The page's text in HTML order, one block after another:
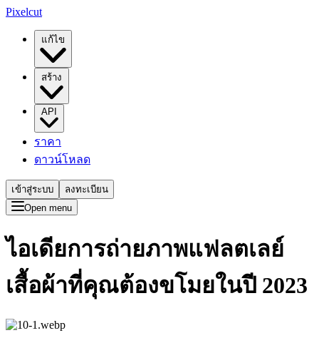
Pixelcut
แก้ไข
สร้าง
API
ราคา
ดาวน์โหลด
เข้าสู่ระบบ
ลงทะเบียน
Open menu
ไอเดียการถ่ายภาพแฟลตเลย์
เสื้อผ้าที่คุณต้องขโมยในปี 2023